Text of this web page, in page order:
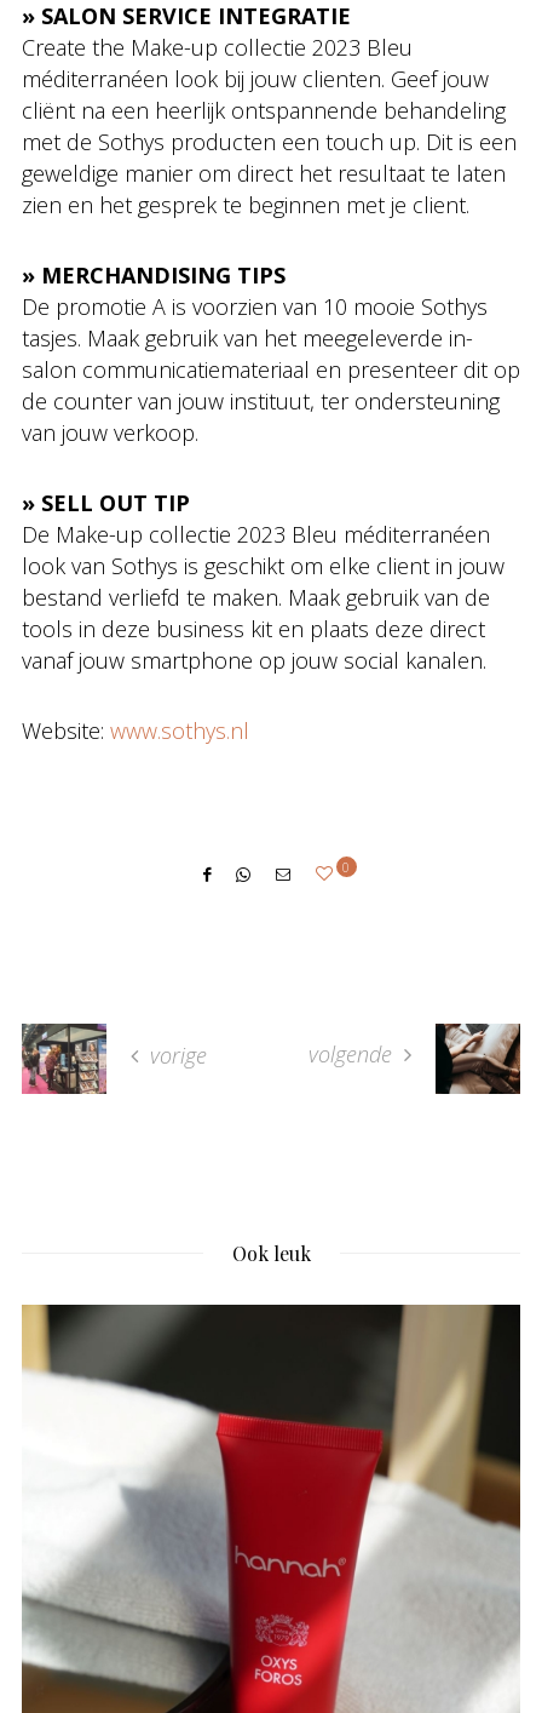
» SALON SERVICE INTEGRATIE
Create the Make-up collectie 2023 Bleu
méditerranéen look bij jouw clienten. Geef jouw
cliënt na een heerlijk ontspannende behandeling
met de Sothys producten een touch up. Dit is een
geweldige manier om direct het resultaat te laten
zien en het gesprek te beginnen met je client.
» MERCHANDISING TIPS
De promotie A is voorzien van 10 mooie Sothys
tasjes. Maak gebruik van het meegeleverde in-
salon communicatiemateriaal en presenteer dit op
de counter van jouw instituut, ter ondersteuning
van jouw verkoop.
» SELL OUT TIP
De Make-up collectie 2023 Bleu méditerranéen
look van Sothys is geschikt om elke client in jouw
bestand verliefd te maken. Maak gebruik van de
tools in deze business kit en plaats deze direct
vanaf jouw smartphone op jouw social kanalen.
Website: www.sothys.nl
0
vorige volgende
Ook leuk